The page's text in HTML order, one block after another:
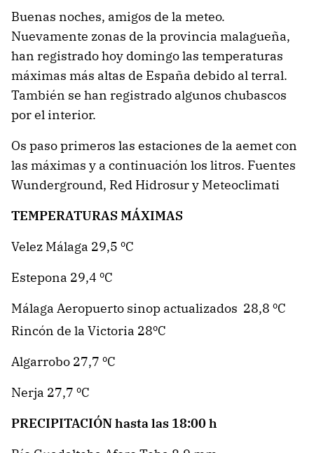
Buenas noches, amigos de la meteo.
Nuevamente zonas de la provincia malagueña,
han registrado hoy domingo las temperaturas
máximas más altas de España debido al terral.
También se han registrado algunos chubascos
por el interior.
Os paso primeros las estaciones de la aemet con
las máximas y a continuación los litros. Fuentes
Wunderground, Red Hidrosur y Meteoclimati
TEMPERATURAS MÁXIMAS
Velez Málaga 29,5 ºC
Estepona 29,4 ºC
Málaga Aeropuerto sinop actualizados 28,8 ºC
Rincón de la Victoria 28ºC
Algarrobo 27,7 ºC
Nerja 27,7 ºC
PRECIPITACIÓN hasta las 18:00 h